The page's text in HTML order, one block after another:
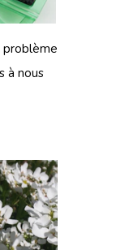
problème
à nous